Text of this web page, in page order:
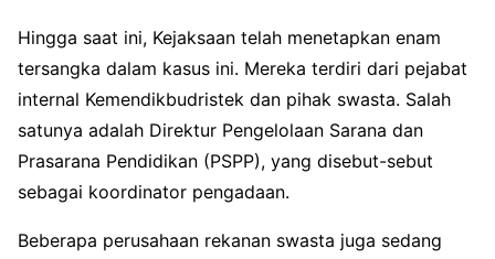
Hingga saat ini, Kejaksaan telah menetapkan enam
tersangka dalam kasus ini. Mereka terdiri dari pejabat
internal Kemendikbudristek dan pihak swasta. Salah
satunya adalah Direktur Pengelolaan Sarana dan
Prasarana Pendidikan (PSPP), yang disebut-sebut
sebagai koordinator pengadaan.
Beberapa perusahaan rekanan swasta juga sedang